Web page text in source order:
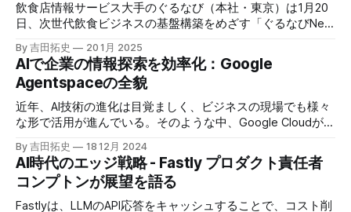
飲食店情報サービス大手のぐるなび（本社・東京）は1月20
日、次世代飲食ビジネスの基盤構築をめざす「ぐるなびNext
プロジェクト」の初成果として、新たな飲食店探索アプリ
「UMAME!（うまみー！）」のβ版を公開した。
By 吉田拓史 20 1月 2025
AIで企業の情報探索を効率化：Google
Agentspaceの全貌
近年、AI技術の進化は目覚ましく、ビジネスの現場でも様々
な形で活用が進んでいる。そのような中、Google Cloudが新
たに発表したGoogle Agentspaceは、いま注目を集めるAIエ
ージェントがエンタープライズITを大きく変革する予兆と言
えるだろう。
By 吉田拓史 18 12月 2024
AI時代のエッジ戦略 - Fastly プロダクト責任者
コンプトンが展望を語る
Fastlyは、LLMのAPI応答をキャッシュすることで、コスト削